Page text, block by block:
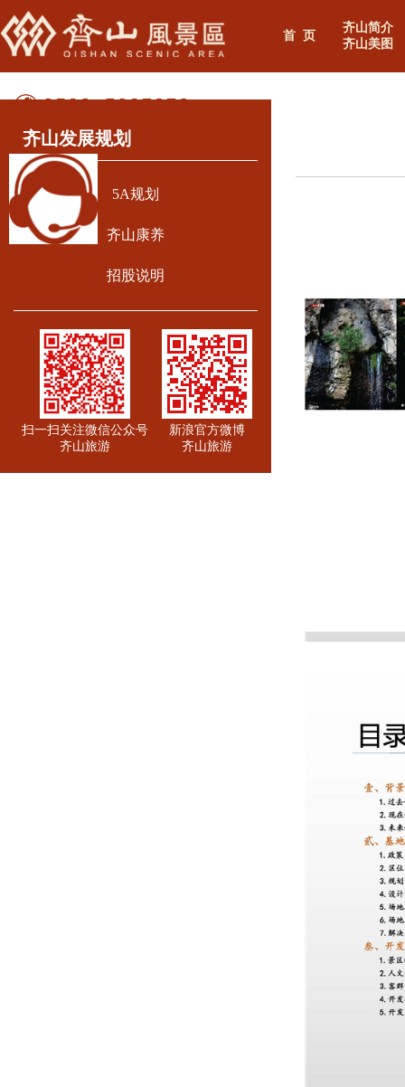
首 页
齐山简介
齐山美图
齐山发展规划
5A规划
齐山康养
招股说明
扫一扫关注微信公众号
齐山旅游
新浪官方微博
齐山旅游